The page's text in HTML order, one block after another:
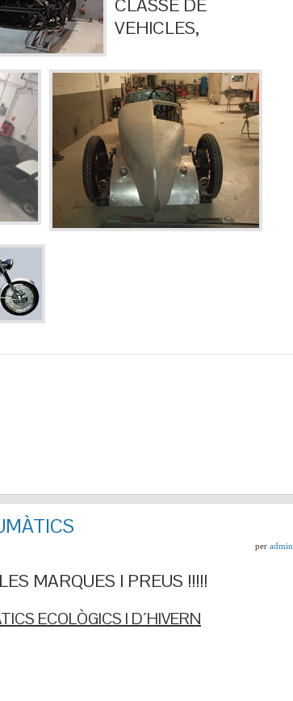
CLASSE DE
VEHICLES,
per admin
MARQUES I PREUS !!!!!
ECOLÒGICS I D´HIVERN